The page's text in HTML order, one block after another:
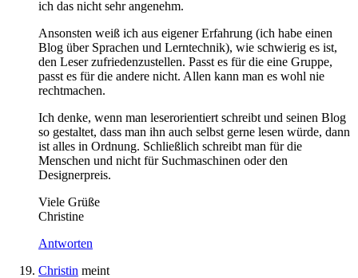
ich das nicht sehr angenehm.
Ansonsten weiß ich aus eigener Erfahrung (ich habe einen
Blog über Sprachen und Lerntechnik), wie schwierig es ist,
den Leser zufriedenzustellen. Passt es für die eine Gruppe,
passt es für die andere nicht. Allen kann man es wohl nie
rechtmachen.
Ich denke, wenn man leserorientiert schreibt und seinen Blog
so gestaltet, dass man ihn auch selbst gerne lesen würde, dann
ist alles in Ordnung. Schließlich schreibt man für die
Menschen und nicht für Suchmaschinen oder den
Designerpreis.
Viele Grüße
Christine
Antworten
Christin meint